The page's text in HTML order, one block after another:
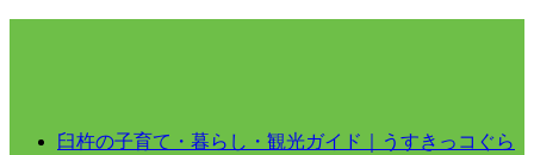
臼杵の子育て・暮らし・観光ガイド｜うすきっコぐら